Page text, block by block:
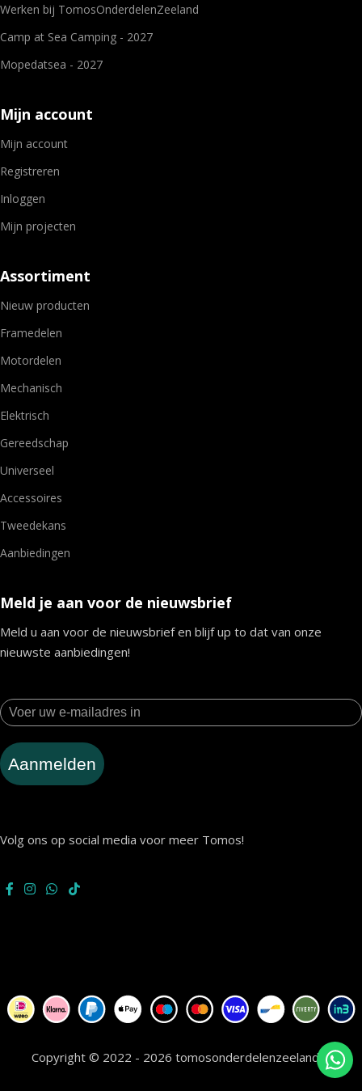
Werken bij TomosOnderdelenZeeland
Camp at Sea Camping - 2027
Mopedatsea - 2027
Mijn account
Mijn account
Registreren
Inloggen
Mijn projecten
Assortiment
Nieuw producten
Framedelen
Motordelen
Mechanisch
Elektrisch
Gereedschap
Universeel
Accessoires
Tweedekans
Aanbiedingen
Meld je aan voor de nieuwsbrief
Meld u aan voor de nieuwsbrief en blijf up to dat van onze
nieuwste aanbiedingen!
Aanmelden
Volg ons op social media voor meer Tomos!
Copyright © 2022 - 2026 tomosonderdelenzeeland.nl